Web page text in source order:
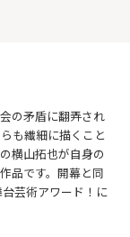
の矛盾に翻弄され
も繊細に描くこと
横山拓也が自身の
品です。開幕と同
芸術アワード！に